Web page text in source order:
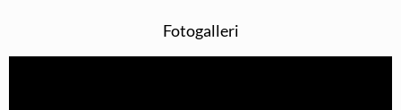
Fotogalleri